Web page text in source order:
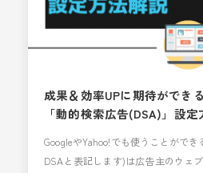
成果＆効率UPに期待ができ
「動的検索広告(DSA)」設
GoogleやYahoo!でも使うことができ
DSAと表記します)は広告主のウェ